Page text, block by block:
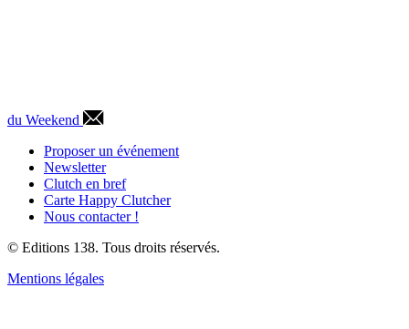
du Weekend
Proposer un événement
Newsletter
Clutch en bref
Carte Happy Clutcher
Nous contacter !
© Editions 138. Tous droits réservés.
Mentions légales